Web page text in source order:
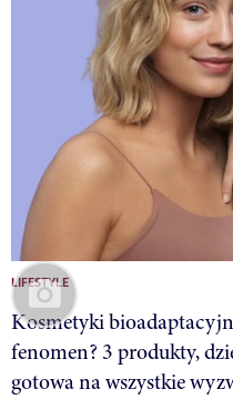
LIFESTYLE
Kosmetyki
fenomen? 3 produkty,
gotowa na wszystkie